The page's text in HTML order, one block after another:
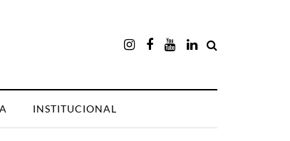
INSTITUCIONAL